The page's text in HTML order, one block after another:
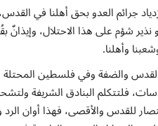
جرائم العدو بحق أهلنا في
شؤم على هذا الاحتلال،
وأهلنا.
فلتتكلم البنادق الشريفة
للقدس والأقصى، فهذا أوان